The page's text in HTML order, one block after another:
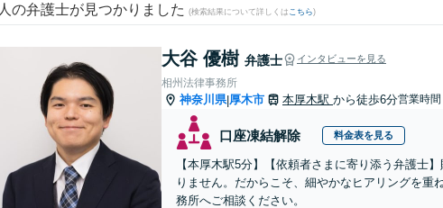
人の弁護士が見つかりました (検索結果について詳しくは こちら)
大谷 優樹 弁護士 インタビューを見る
相州法律事務所
神奈川県|厚木市 本厚木駅 から徒歩6分営業時間
口座凍結解除 料金表を見る
【本厚木駅5分】【依頼者さまに寄り添う弁護士
りません。だからこそ、細やかなヒアリングを
務所へご相談ください。